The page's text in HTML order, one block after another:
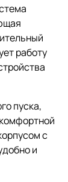
работу
пуска,
с
и